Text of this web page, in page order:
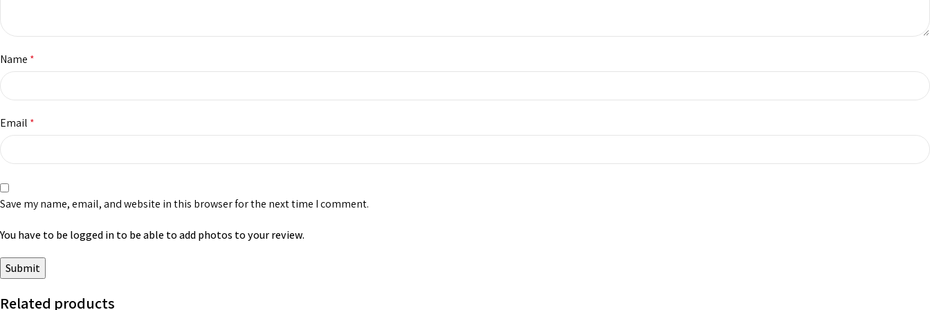
Name *
Email *
Save my name, email, and website in this browser for the next time I comment.
You have to be logged in to be able to add photos to your review.
Related products